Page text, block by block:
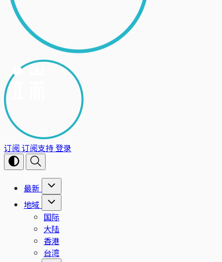
订阅 订阅支持登录
最新
地域
国际
大陆
香港
台湾